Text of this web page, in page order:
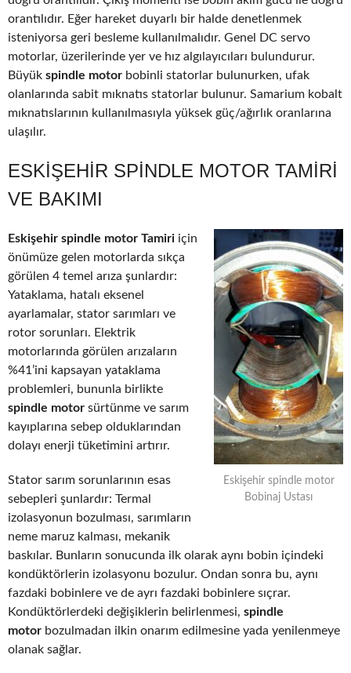
orantılıdır. Eğer hareket duyarlı bir halde denetlenmek
isteniyorsa geri besleme kullanılmalıdır. Genel DC servo
motorlar, üzerilerinde yer ve hız algılayıcıları bulundurur.
Büyük spindle motor bobinli statorlar bulunurken, ufak
olanlarında sabit mıknatıs statorlar bulunur. Samarium kobalt
mıknatıslarının kullanılmasıyla yüksek güç/ağırlık oranlarına
ulaşılır.
ESKIŞEHIR SPINDLE MOTOR TAMIRI
VE BAKIMI
Eskişehir spindle motor
Bobinaj Ustası
Eskişehir spindle motor Tamiri için
önümüze gelen motorlarda sıkça
görülen 4 temel arıza şunlardır:
Yataklama, hatalı eksenel
ayarlamalar, stator sarımları ve
rotor sorunları. Elektrik
motorlarında görülen arızaların
%41’ini kapsayan yataklama
problemleri, bununla birlikte
spindle motor sürtünme ve sarım
kayıplarına sebep olduklarından
dolayı enerji tüketimini artırır.
Stator sarım sorunlarının esas
sebepleri şunlardır: Termal
izolasyonun bozulması, sarımların
neme maruz kalması, mekanik
baskılar. Bunların sonucunda ilk olarak aynı bobin içindeki
kondüktörlerin izolasyonu bozulur. Ondan sonra bu, aynı
fazdaki bobinlere ve de ayrı fazdaki bobinlere sıçrar.
Kondüktörlerdeki değişiklerin belirlenmesi, spindle
motor bozulmadan ilkin onarım edilmesine yada yenilenmeye
olanak sağlar.